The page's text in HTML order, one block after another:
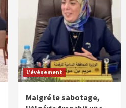
L'évènement
Malgré le sabotage,